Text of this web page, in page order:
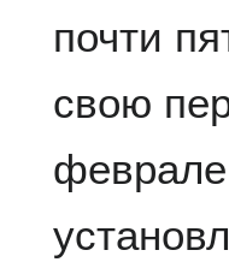
почти
свою
феврале